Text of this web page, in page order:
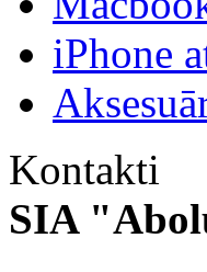
iPhone
Kontakti
SIA